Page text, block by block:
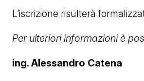
L’iscrizione risulterà
Per ulteriori informazioni è
ing. Alessandro Catena